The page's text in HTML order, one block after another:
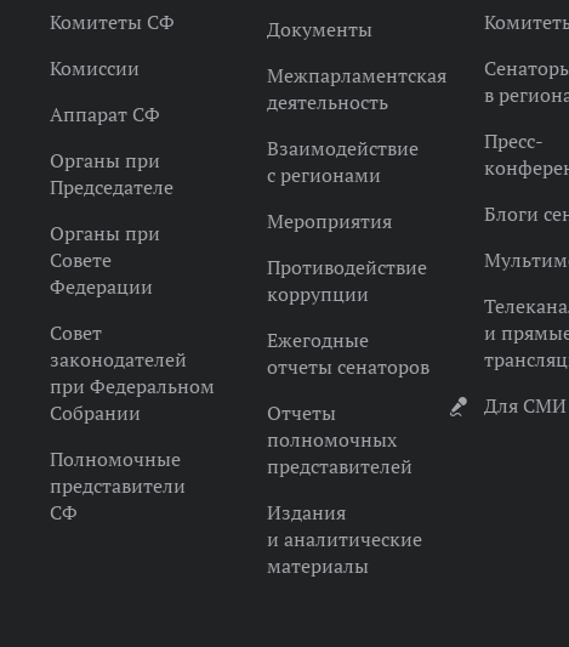
Комитеты СФ
Комиссии
Аппарат СФ
Органы при
Председателе
Органы при
Совете
Федерации
Совет
законодателей
при Федеральном
Собрании
Полномочные
представители
СФ
Документы
Межпарламентская
деятельность
Взаимодействие
с регионами
Мероприятия
Противодействие
коррупции
Ежегодные
отчеты сенаторов
Отчеты
полномочных
представителей
Издания
и аналитические
материалы
в
Пресс-
Блоги
и
Для СМИ